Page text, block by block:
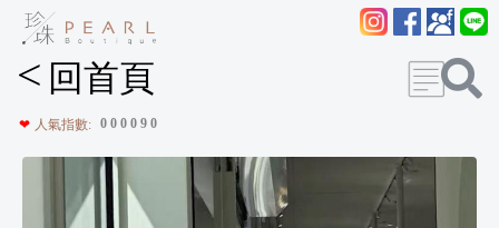
< 回首頁
❤ 人氣指數: 0 0 0 0 9 0